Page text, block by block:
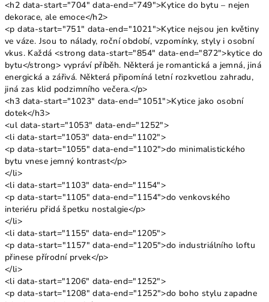
<h2 data-start="704" data-end="749">Kytice do bytu – nejen
dekorace, ale emoce</h2>
<p data-start="751" data-end="1021">Kytice nejsou jen květiny
ve váze. Jsou to nálady, roční období, vzpomínky, styly i osobní
vkus. Každá <strong data-start="854" data-end="872">kytice do
bytu</strong> vypráví příběh. Některá je romantická a jemná, jiná
energická a zářivá. Některá připomíná letní rozkvetlou zahradu,
jiná zas klid podzimního večera.</p>
<h3 data-start="1023" data-end="1051">Kytice jako osobní
dotek</h3>
<ul data-start="1053" data-end="1252">
<li data-start="1053" data-end="1102">
<p data-start="1055" data-end="1102">do minimalistického
bytu vnese jemný kontrast</p>
</li>
<li data-start="1103" data-end="1154">
<p data-start="1105" data-end="1154">do venkovského
interiéru přidá špetku nostalgie</p>
</li>
<li data-start="1155" data-end="1205">
<p data-start="1157" data-end="1205">do industriálního loftu
přinese přírodní prvek</p>
</li>
<li data-start="1206" data-end="1252">
<p data-start="1208" data-end="1252">do boho stylu zapadne